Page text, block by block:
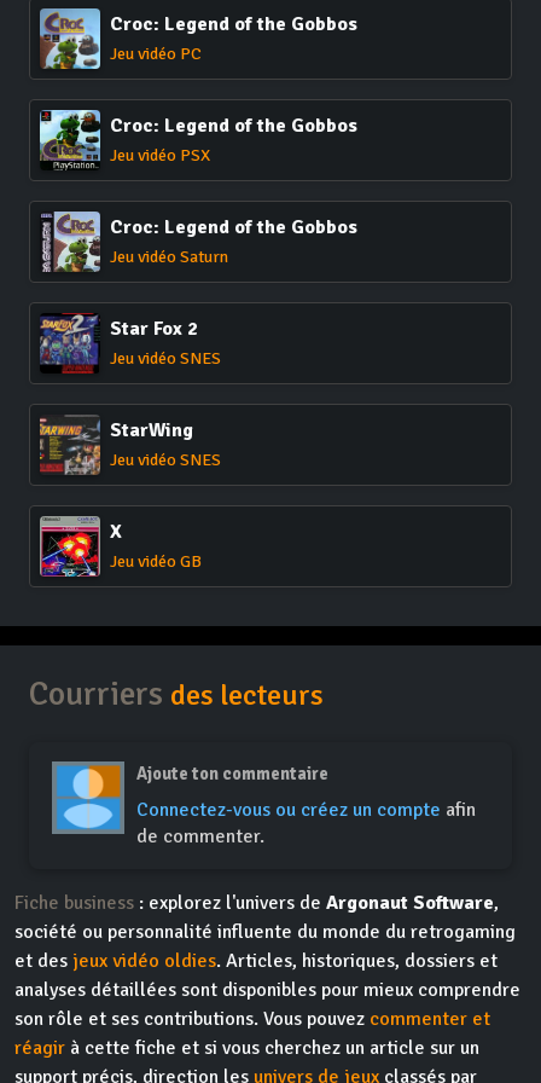
Croc: Legend of the Gobbos
Jeu vidéo PC
Croc: Legend of the Gobbos
Jeu vidéo PSX
Croc: Legend of the Gobbos
Jeu vidéo Saturn
Star Fox 2
Jeu vidéo SNES
StarWing
Jeu vidéo SNES
X
Jeu vidéo GB
Courriers des lecteurs
Ajoute ton commentaire
Connectez-vous ou créez un compte afin
de commenter.
Fiche business : explorez l'univers de Argonaut Software,
société ou personnalité influente du monde du retrogaming
et des jeux vidéo oldies. Articles, historiques, dossiers et
analyses détaillées sont disponibles pour mieux comprendre
son rôle et ses contributions. Vous pouvez commenter et
réagir à cette fiche et si vous cherchez un article sur un
support précis, direction les univers de jeux classés par